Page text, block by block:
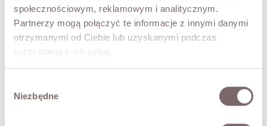
społecznościowym, reklamowym i analitycznym.
Partnerzy mogą połączyć te informacje z innymi danymi
otrzymanymi od Ciebie lub uzyskanymi podczas
korzystania z ich usług.
zgody
Niezbędne
ADD TO CART
NEW! TRY IT ON VIRTUALLY
DESCRIPTION
Subtle, elegant and full of detail. The shirt is made from a
lightweight, semi-sheer fabric adorned with delicate floral